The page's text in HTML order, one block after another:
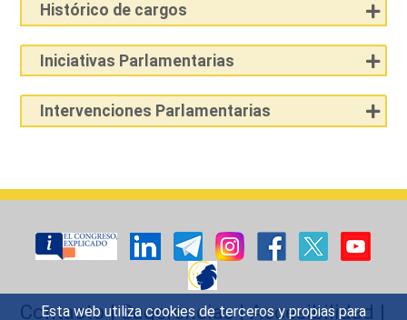
Esta web utiliza cookies de terceros y propias para
Histórico de cargos
Iniciativas Parlamentarias
Intervenciones Parlamentarias
Contacto|Sugerencias|Accesibilidad |